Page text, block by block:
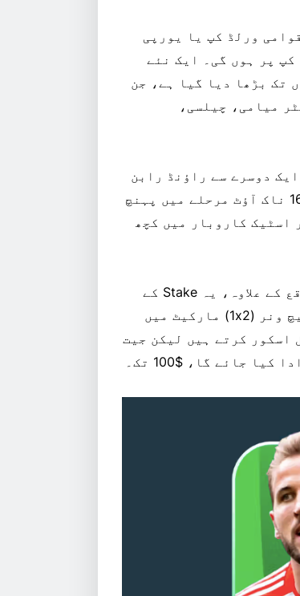
ورلڈ کپ یا یورپی
پر ہوں گی۔ ایک نئے
کرتے ہوئے، اس ٹورنامنٹ کو 32 ٹیموں تک بڑھا دیا گیا ہے، جن
میامی، چیلسی،
دوسرے سے راؤنڈ رابن
فارمیٹ میں کھیلتے ہیں جس میں سرفہرست دو ٹیمیں آخری 16 ناک آؤٹ مرحلے میں پہنچ
گے، اور اسٹیک کاروبار میں کچھ
FIFA کلب ورلڈ کپ کے دوران دستیاب بیٹنگ کے ہزاروں مواقع کے علاوہ، یہ Stake کے
پہلے ہاف پے آؤٹ پروموشن کو چیک کرنے کے قابل ہے۔ بس میچ ونر (1x2) مارکیٹ میں
اسکور کرتے ہیں لیکن جیت
جائے گا، $100 تک۔